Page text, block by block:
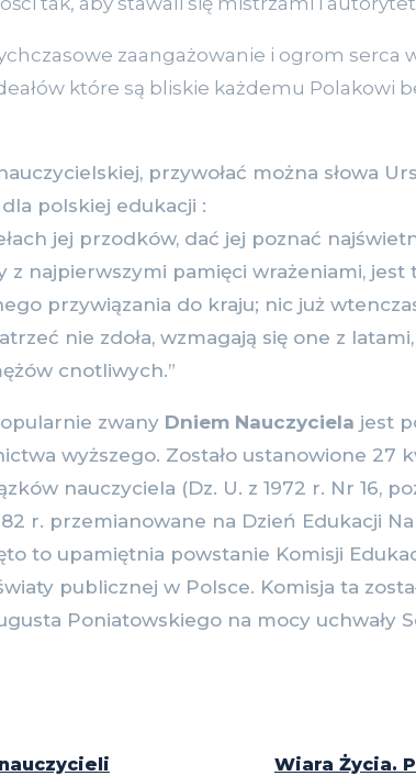
zaangażowanie i ogrom serca
które są bliskie każdemu Polakowi
przywołać można słowa
polskiej edukacji :
jej przodków, dać jej poznać
z najpierwszymi pamięci wrażeniami,
przywiązania do kraju; nic już
nie zdoła, wzmagają się one z
cnotliwych.”
zwany Dniem Nauczyciela jest
wyższego. Zostało ustanowione 27
nauczyciela (Dz. U. z 1972 r. Nr 16,
r. przemianowane na Dzień Edukacji
to upamiętnia powstanie Komisji
publicznej w Polsce. Komisja ta
Poniatowskiego na mocy uchwały
Wiara Życia.